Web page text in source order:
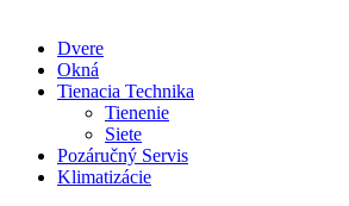
Dvere
Okná
Tienacia Technika
Tienenie
Siete
Pozáručný Servis
Klimatizácie